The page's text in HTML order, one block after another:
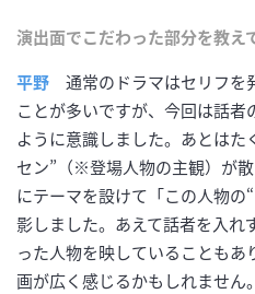
演出面でこだわった部分を教え
平野 通常のドラマはセリフを
ことが多いですが、今回は話者
ように意識しました。あとはた
セン”（※登場人物の主観）が
にテーマを設けて「この人物の
影しました。あえて話者を入れ
った人物を映していることもあ
画が広く感じるかもしれません。